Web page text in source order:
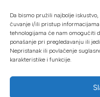
Da bismo pružili najbolje
čuvanje i/ili pristup
tehnologijama će nam omogućiti
ponašanje pri pregledavanju ili
Nepristanak ili povlačenje
karakteristike i funkcije.
NAČINI PLAĆANJA
U našoj web trgovini
Kreditnim karticama
Gotovinom prilikom